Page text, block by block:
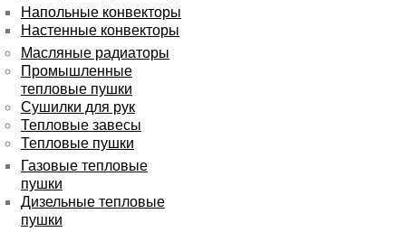
Напольные конвекторы
Настенные конвекторы
Масляные радиаторы
Промышленные
тепловые пушки
Сушилки для рук
Тепловые завесы
Тепловые пушки
Газовые тепловые
пушки
Дизельные тепловые
пушки